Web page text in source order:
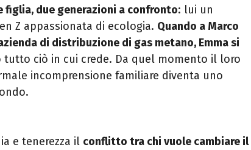
figlia, due generazioni a confronto: lui un
Z appassionata di ecologia. Quando a Marco
di distribuzione di gas metano, Emma si
ciò in cui crede. Da quel momento il loro
incomprensione familiare diventa uno
e tenerezza il conflitto tra chi vuole cambiare il